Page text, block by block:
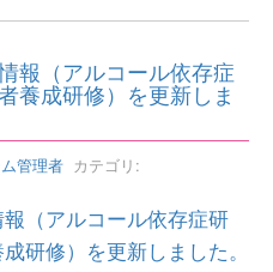
報（アルコール依存症
養成研修）を更新しま
管理者 カテゴリ:
（アルコール依存症研
研修）を更新しました。